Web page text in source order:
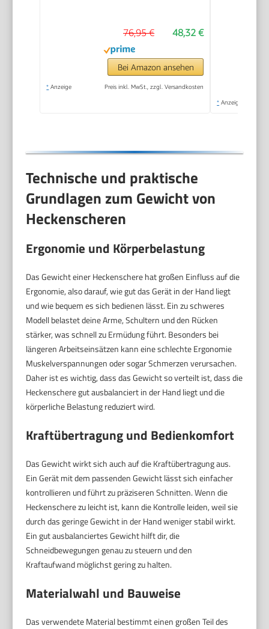
48,32 €
76,95 €
Bei Amazon ansehen
* Anzeige Preis inkl. MwSt., zzgl. Versandkosten
* Anzeige
Technische und praktische
Grundlagen zum Gewicht von
Heckenscheren
Ergonomie und Körperbelastung
Das Gewicht einer Heckenschere hat großen Einfluss auf die
Ergonomie, also darauf, wie gut das Gerät in der Hand liegt
und wie bequem es sich bedienen lässt. Ein zu schweres
Modell belastet deine Arme, Schultern und den Rücken
stärker, was schnell zu Ermüdung führt. Besonders bei
längeren Arbeitseinsätzen kann eine schlechte Ergonomie
Muskelverspannungen oder sogar Schmerzen verursachen.
Daher ist es wichtig, dass das Gewicht so verteilt ist, dass die
Heckenschere gut ausbalanciert in der Hand liegt und die
körperliche Belastung reduziert wird.
Kraftübertragung und Bedienkomfort
Das Gewicht wirkt sich auch auf die Kraftübertragung aus.
Ein Gerät mit dem passenden Gewicht lässt sich einfacher
kontrollieren und führt zu präziseren Schnitten. Wenn die
Heckenschere zu leicht ist, kann die Kontrolle leiden, weil sie
durch das geringe Gewicht in der Hand weniger stabil wirkt.
Ein gut ausbalanciertes Gewicht hilft dir, die
Schneidbewegungen genau zu steuern und den
Kraftaufwand möglichst gering zu halten.
Materialwahl und Bauweise
Das verwendete Material bestimmt einen großen Teil des